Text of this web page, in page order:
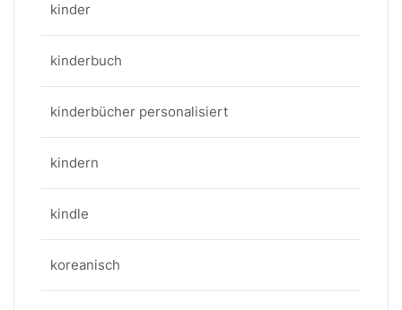
kinder
kinderbuch
kinderbücher personalisiert
kindern
kindle
koreanisch